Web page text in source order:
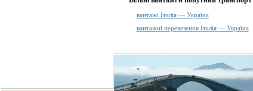
вантажі Італія — Україна
вантажні перевезення Італія — Україна